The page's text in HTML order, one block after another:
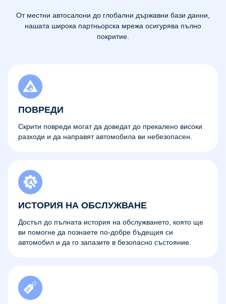
От местни автосалони до глобални държавни бази данни,
нашата широка партньорска мрежа осигурява пълно
покритие.
ПОВРЕДИ
Скрити повреди могат да доведат до прекалено високи
разходи и да направят автомобила ви небезопасен.
ИСТОРИЯ НА ОБСЛУЖВАНЕ
Достъп до пълната история на обслужването, която ще
ви помогне да познаете по-добре бъдещия си
автомобил и да го запазите в безопасно състояние.